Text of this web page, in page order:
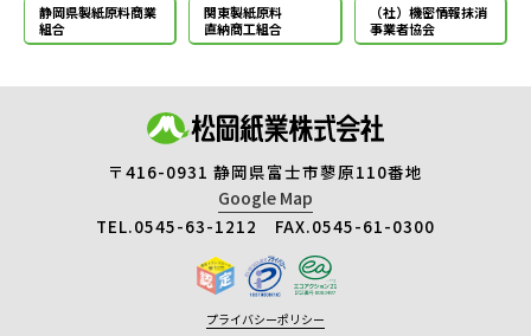
静岡県製紙原料商業
組合
関東製紙原料
直納商工組合
（社）機密情報抹消
事業者協会
〒416-0931 静岡県富士市蓼原110番地
Google Map
TEL.0545-63-1212 FAX.0545-61-0300
プライバシーポリシー